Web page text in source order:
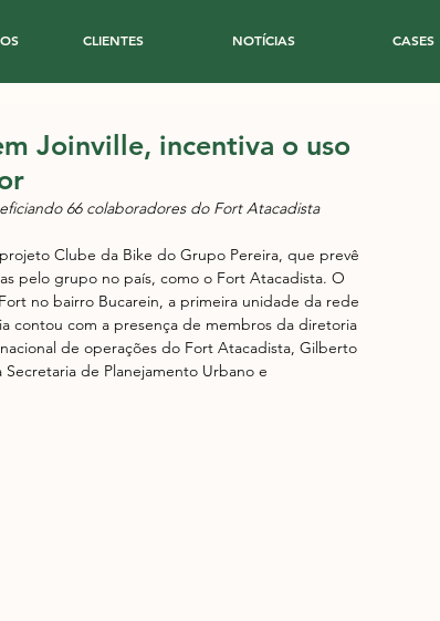
CLIENTES NOTÍCIAS CASES
Joinville, incentiva o uso
66 colaboradores do Fort Atacadista
Clube da Bike do Grupo Pereira, que prevê
pelo grupo no país, como o Fort Atacadista. O
no bairro Bucarein, a primeira unidade da rede
contou com a presença de membros da diretoria
de operações do Fort Atacadista, Gilberto
de Planejamento Urbano e